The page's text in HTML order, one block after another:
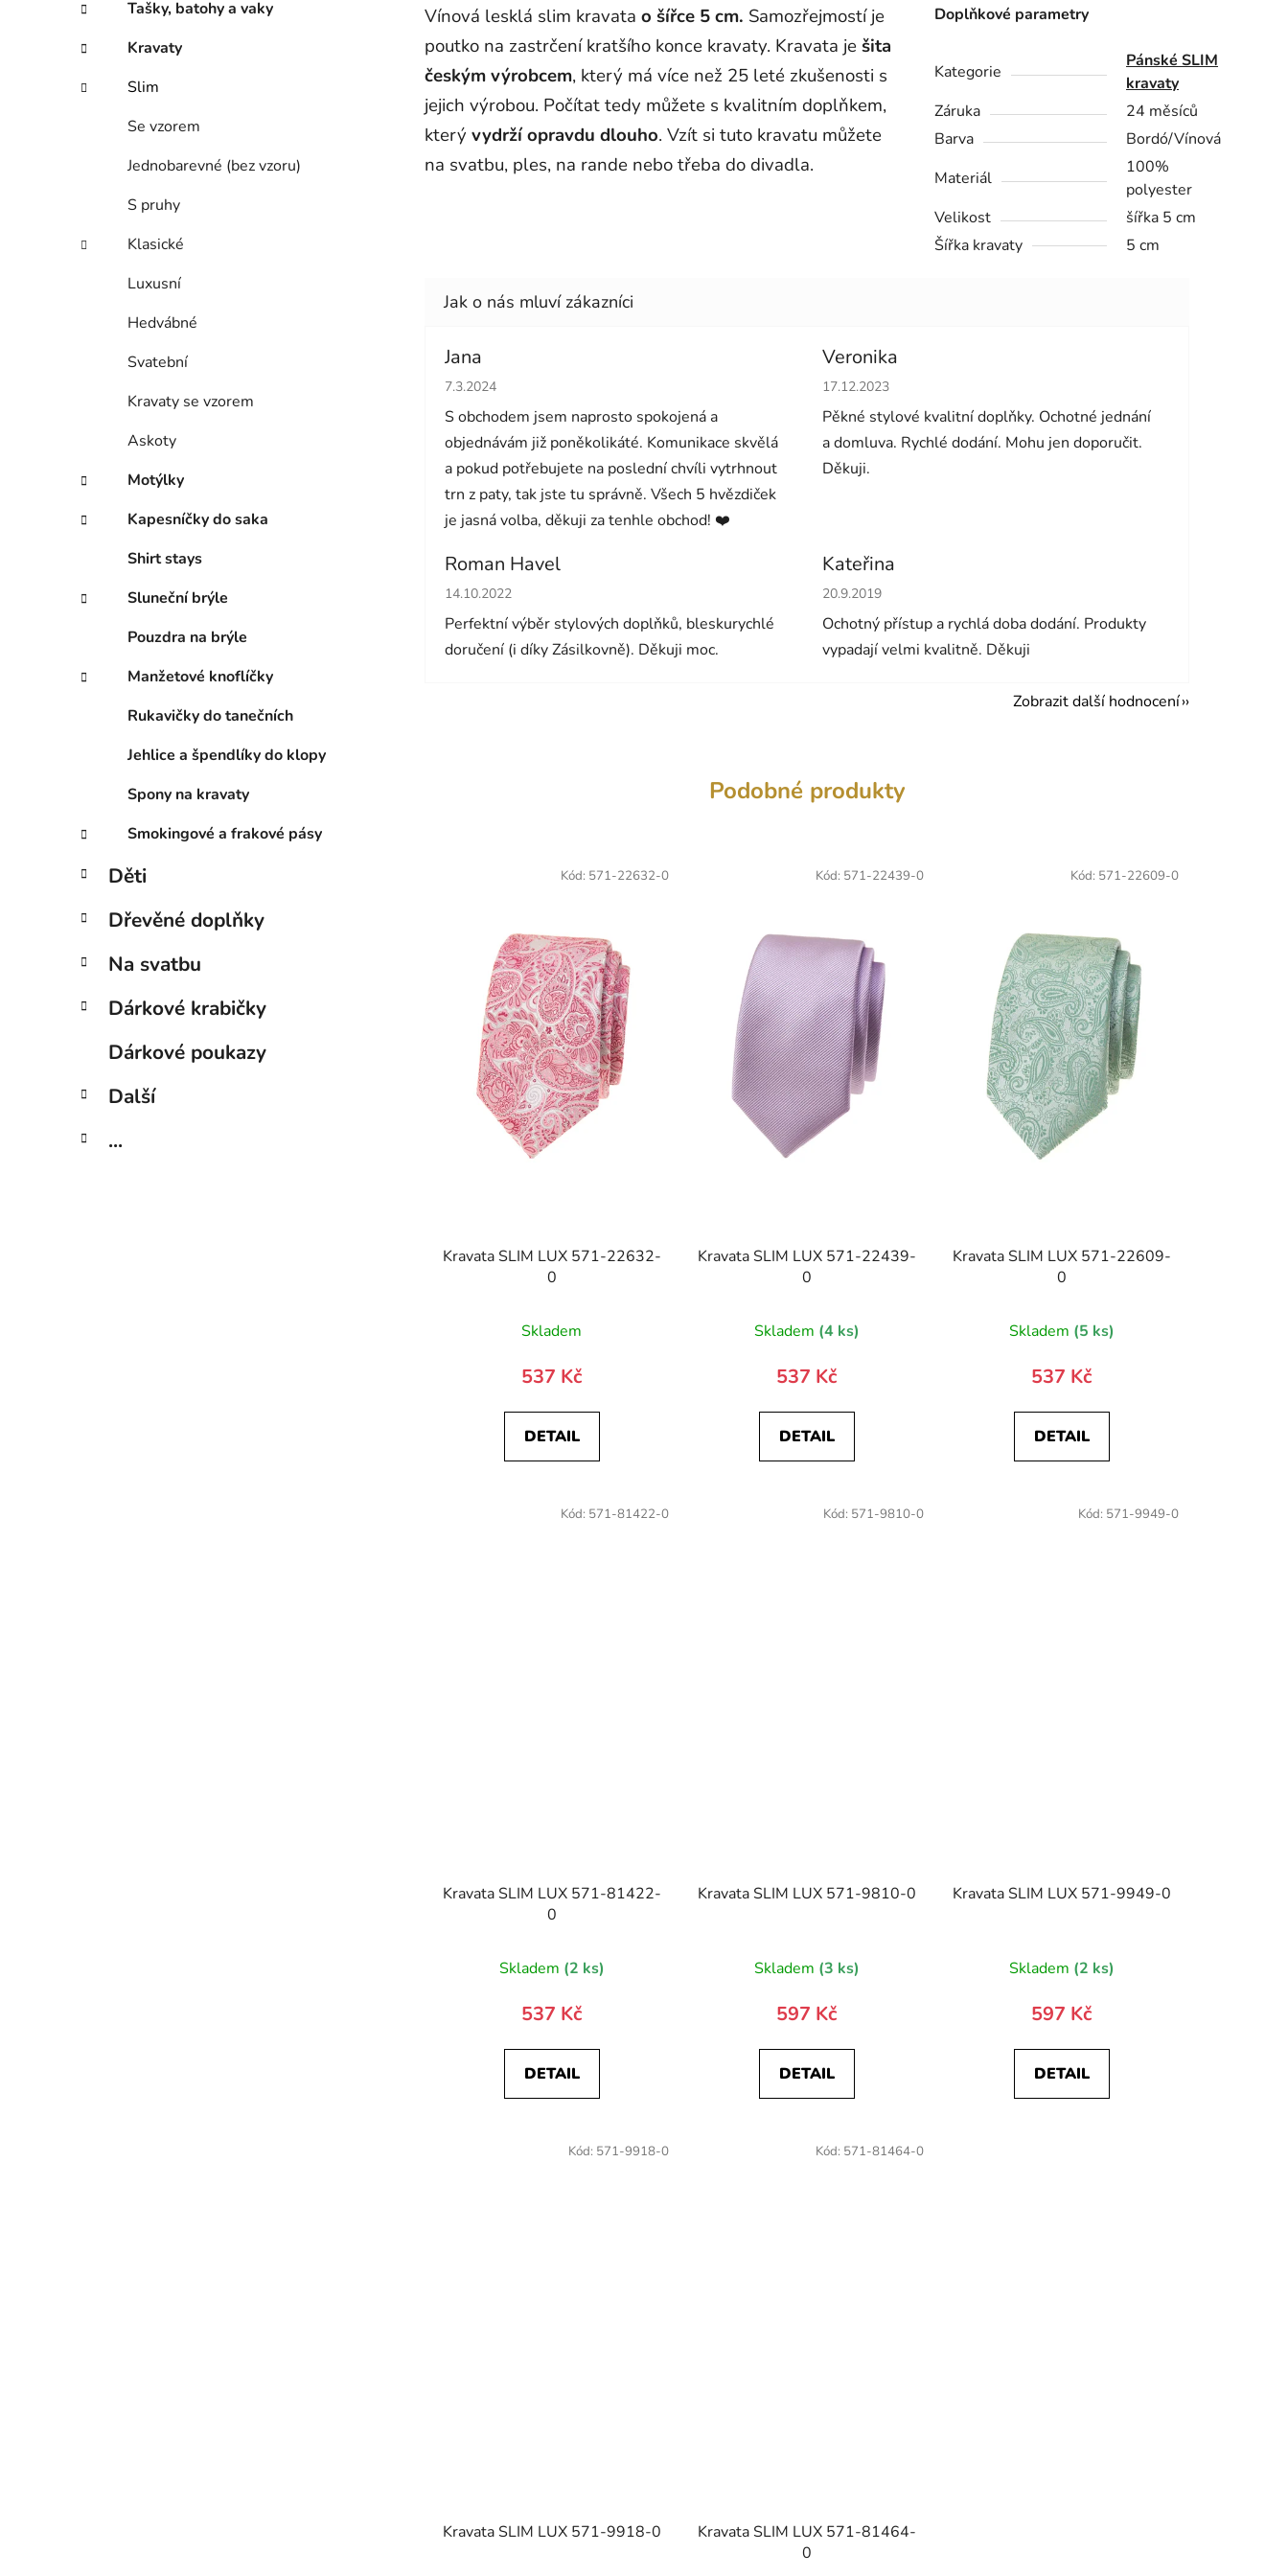
Tašky, batohy a vaky
Kravaty
Slim
Se vzorem
Jednobarevné (bez vzoru)
S pruhy
Klasické
Luxusní
Hedvábné
Svatební
Kravaty se vzorem
Askoty
Motýlky
Kapesníčky do saka
Shirt stays
Sluneční brýle
Pouzdra na brýle
Manžetové knoflíčky
Rukavičky do tanečních
Jehlice a špendlíky do klopy
Spony na kravaty
Smokingové a frakové pásy
Děti
Dřevěné doplňky
Na svatbu
Dárkové krabičky
Dárkové poukazy
Další
...
Vínová lesklá slim kravata o šířce 5 cm. Samozřejmostí je
poutko na zastrčení kratšího konce kravaty. Kravata je šita
českým výrobcem, který má více než 25 leté zkušenosti s
jejich výrobou. Počítat tedy můžete s kvalitním doplňkem,
který vydrží opravdu dlouho. Vzít si tuto kravatu můžete
na svatbu, ples, na rande nebo třeba do divadla.
Doplňkové parametry
Kategorie
Pánské SLIM
kravaty
Záruka
24 měsíců
Barva
Bordó/Vínová
Materiál
100%
polyester
Velikost
šířka 5 cm
Šířka kravaty
5 cm
Jana
Hodnocení obchodu je 5 z 5 hvězdiček.
7.3.2024
S obchodem jsem naprosto spokojená a
objednávám již poněkolikáté. Komunikace skvělá
a pokud potřebujete na poslední chvíli vytrhnout
trn z paty, tak jste tu správně. Všech 5 hvězdiček
je jasná volba, děkuji za tenhle obchod! ❤️
Veronika
Hodnocení obchodu je 5 z 5 hvězdiček.
17.12.2023
Pěkné stylové kvalitní doplňky. Ochotné jednání
a domluva. Rychlé dodání. Mohu jen doporučit.
Děkuji.
Roman Havel
Hodnocení obchodu je 5 z 5 hvězdiček.
14.10.2022
Perfektní výběr stylových doplňků, bleskurychlé
doručení (i díky Zásilkovně). Děkuji moc.
Kateřina
Hodnocení obchodu je 5 z 5 hvězdiček.
20.9.2019
Ochotný přístup a rychlá doba dodání. Produkty
vypadají velmi kvalitně. Děkuji
Zobrazit další hodnocení
Podobné produkty
Kravata SLIM LUX 571-22632-
0
Skladem
537 Kč
DETAIL
Kód: 571-22632-0
Kravata SLIM LUX 571-22439-
0
Skladem (4 ks)
537 Kč
DETAIL
Kód: 571-22439-0
Kravata SLIM LUX 571-22609-
0
Skladem (5 ks)
537 Kč
DETAIL
Kód: 571-22609-0
Kravata SLIM LUX 571-81422-
0
Skladem (2 ks)
537 Kč
DETAIL
Kód: 571-81422-0
Kravata SLIM LUX 571-9810-0
Skladem (3 ks)
597 Kč
DETAIL
Kód: 571-9810-0
Kravata SLIM LUX 571-9949-0
Skladem (2 ks)
597 Kč
DETAIL
Kód: 571-9949-0
Kravata SLIM LUX 571-9918-0
Kód: 571-9918-0
Kravata SLIM LUX 571-81464-
0
Kód: 571-81464-0